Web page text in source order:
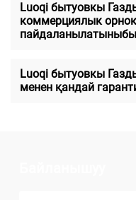
Luoqi бытуовкы
коммерциялык
Luoqi бытуовкы
менен қандай